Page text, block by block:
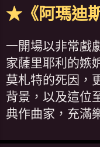
★《阿瑪迪
一開場以非常戲
家薩里耶利的嫉
莫札特的死因，
背景，以及這位
典作曲家，充滿